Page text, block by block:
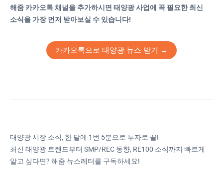
SMP+REC 외에도, VPP 중개사업자가
제공하는 예측정산금과 출력제어 정
중개사가 예측오차율이 낮
해줌 카카오톡 채널을 추가하시면 태양광 사업에 꼭 필요한 최신
소식을 가장 먼저 받아보실 수 있습니다!
카카오톡으로 태양광 뉴스 받기 →
태양광 시장 소식, 한 달에 1번 5분으로 투자로 끝!
최신 태양광 트렌드부터 SMP/REC 동향, RE100 소식까지 빠르게
알고 싶다면? 해줌 뉴스레터를 구독하세요!